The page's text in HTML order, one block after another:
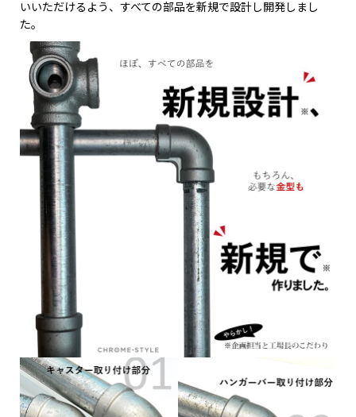
いいただけるよう、すべての部品を新規で設計し開発しまし
た。